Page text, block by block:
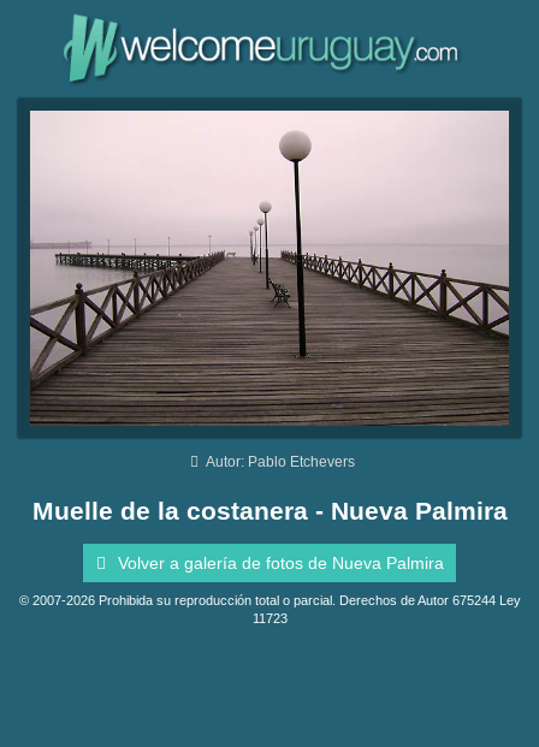
Autor: Pablo Etchevers
Muelle de la costanera - Nueva Palmira
Volver a galería de fotos de Nueva Palmira
© 2007-2026 Prohibida su reproducción total o parcial. Derechos de Autor 675244 Ley
11723